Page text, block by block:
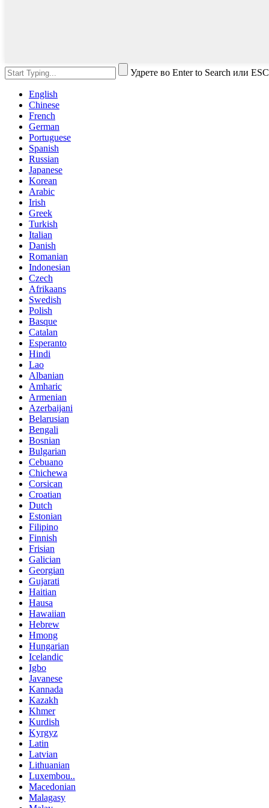
Удрете во Enter to Search или ESC
English
Chinese
French
German
Portuguese
Spanish
Russian
Japanese
Korean
Arabic
Irish
Greek
Turkish
Italian
Danish
Romanian
Indonesian
Czech
Afrikaans
Swedish
Polish
Basque
Catalan
Esperanto
Hindi
Lao
Albanian
Amharic
Armenian
Azerbaijani
Belarusian
Bengali
Bosnian
Bulgarian
Cebuano
Chichewa
Corsican
Croatian
Dutch
Estonian
Filipino
Finnish
Frisian
Galician
Georgian
Gujarati
Haitian
Hausa
Hawaiian
Hebrew
Hmong
Hungarian
Icelandic
Igbo
Javanese
Kannada
Kazakh
Khmer
Kurdish
Kyrgyz
Latin
Latvian
Lithuanian
Luxembou..
Macedonian
Malagasy